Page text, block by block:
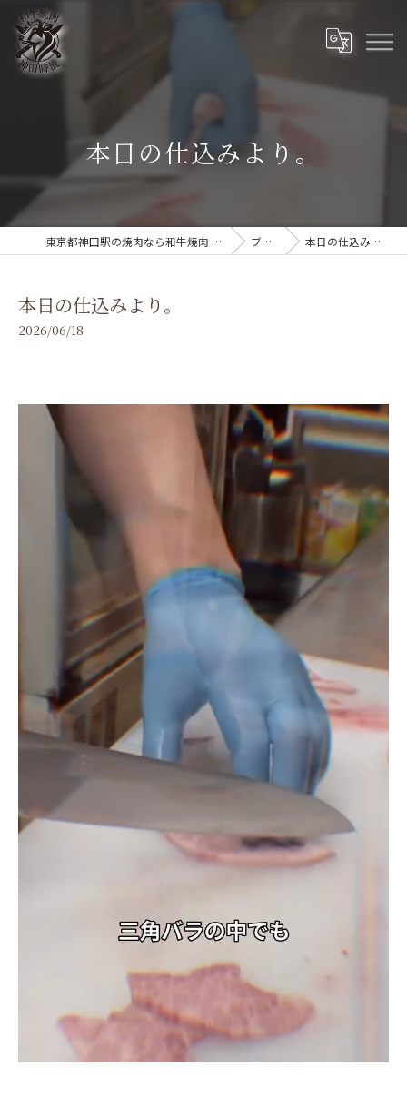
本日の仕込みより。
東京都神田駅の焼肉なら和牛焼肉 神田時流 ブログ 本日の仕込みより。
本日の仕込みより。
2026/06/18